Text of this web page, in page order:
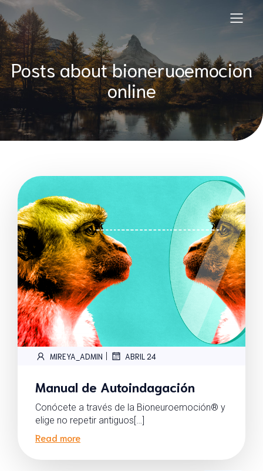
Posts about bioneruoemocion
online
MIREYA_ADMIN | ABRIL 24
Manual de Autoindagación
Conócete a través de la Bioneuroemoción® y
elige no repetir antiguos[…]
Read more